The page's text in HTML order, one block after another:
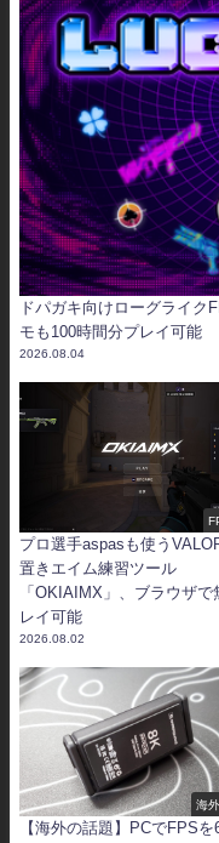
ドパガキ向けローグライ
モも100時間分プレイ可能
2026.08.04
プロ選手aspasも使う
置きエイム練習ツール
「OKIAIMX」、ブラウザで
レイ可能
2026.08.02
海
【海外の話題】PCでFPSを